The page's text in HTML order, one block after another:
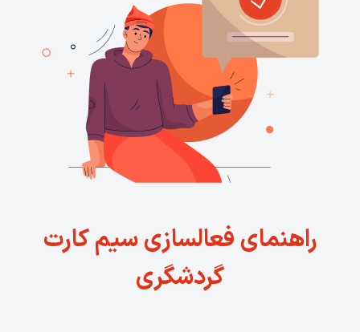
راهنمای فعالسازی سیم کارت
گردشگری